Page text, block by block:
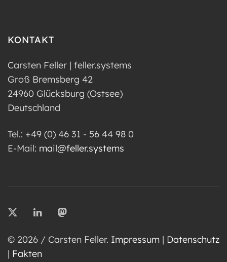
KONTAKT
Carsten Feller | feller.systems
Groß Bremsberg 42
24960 Glücksburg (Ostsee)
Deutschland
Tel.: +49 (0) 46 31 - 56 44 98 0
E-Mail: mail@feller.systems
© 2026 / Carsten Feller. Impressum | Datenschutz
| Fakten